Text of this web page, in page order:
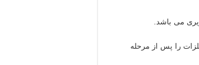
می باشد.
را پس از مرحله